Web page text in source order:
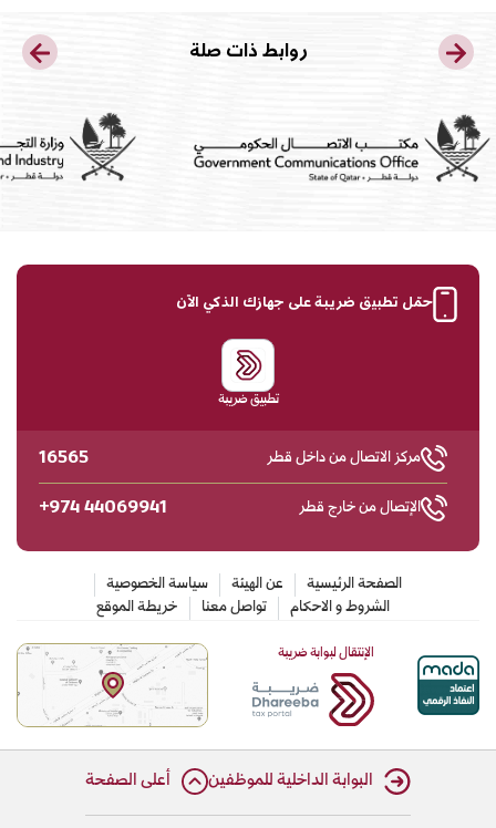
روابط ذات صلة
حمّل تطبيق ضريبة على جهازك الذكي الآن
تطبيق ضريبة
مركز الاتصال من داخل قطر 16565
الإتصال من خارج قطر +974 44069941
الصفحة الرئيسية عن الهيئة
سياسة الخصوصية
الشروط و الاحكام
تواصل معنا خريطة الموقع
الإنتقال لبوابة ضريبة
البوابة الداخلية للموظفين أعلى الصفحة